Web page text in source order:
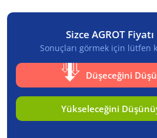
Sizce AGROT
Sonuçları görmek için lütfen
Düşeceğini
Yükseleceğini